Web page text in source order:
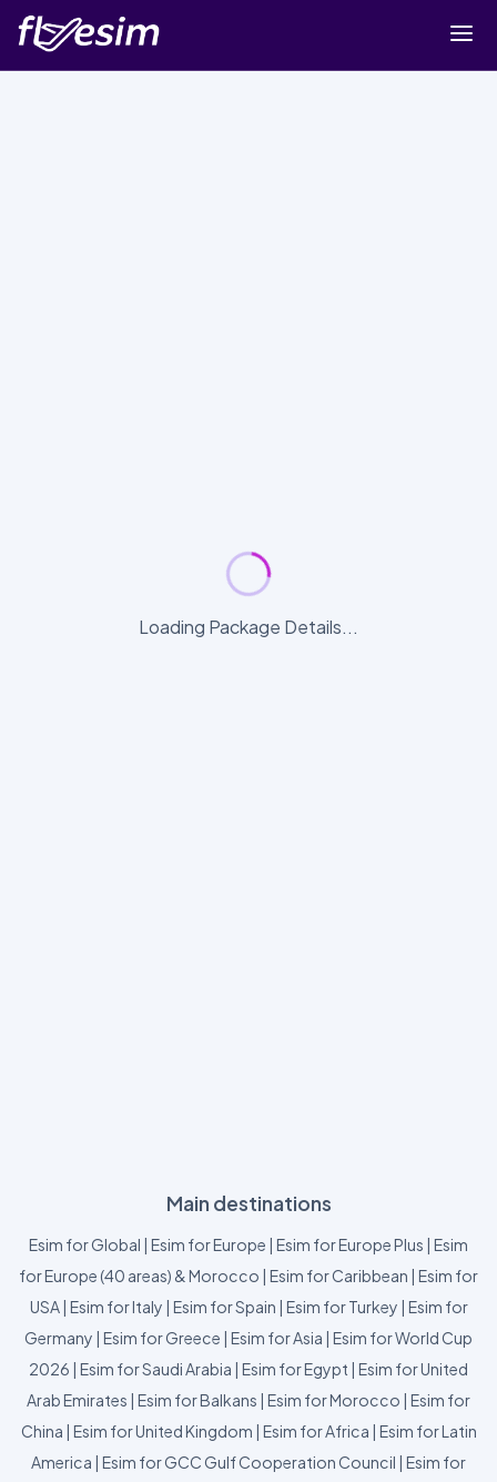
Loading Package Details...
Main destinations
Esim for Global | Esim for Europe | Esim for Europe Plus | Esim
for Europe (40 areas) & Morocco | Esim for Caribbean | Esim for
USA| Esim for Italy | Esim for Spain | Esim for Turkey | Esim for
Germany | Esim for Greece | Esim for Asia | Esim for World Cup
2026 | Esim for Saudi Arabia | Esim for Egypt | Esim for United
Arab Emirates | Esim for Balkans | Esim for Morocco | Esim for
China | Esim for United Kingdom | Esim for Africa | Esim for Latin
America | Esim for GCC Gulf Cooperation Council | Esim for